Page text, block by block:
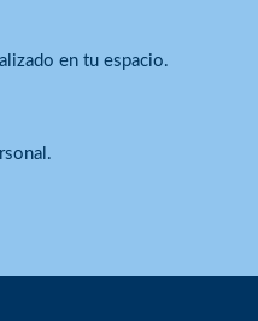
en tu espacio.